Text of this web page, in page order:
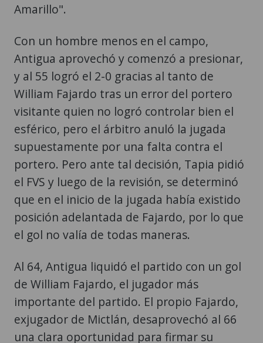
Amarillo".
Con un hombre menos en el campo,
Antigua aprovechó y comenzó a presionar,
y al 55 logró el 2-0 gracias al tanto de
William Fajardo tras un error del portero
visitante quien no logró controlar bien el
esférico, pero el árbitro anuló la jugada
supuestamente por una falta contra el
portero. Pero ante tal decisión, Tapia pidió
el FVS y luego de la revisión, se determinó
que en el inicio de la jugada había existido
posición adelantada de Fajardo, por lo que
el gol no valía de todas maneras.
Al 64, Antigua liquidó el partido con un gol
de William Fajardo, el jugador más
importante del partido. El propio Fajardo,
exjugador de Mictlán, desaprovechó al 66
una clara oportunidad para firmar su